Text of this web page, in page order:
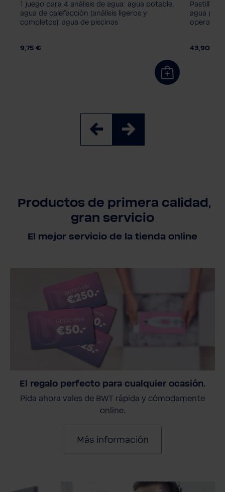
1 juego para 4 análisis de agua: agua potable,
agua de calefacción (análisis ligeros y
completos), agua de piscinas
9,75 €
Pastillas
agua
operador
43,90 €
Productos de primera calidad,
gran servicio
El mejor servicio de la tienda online
El regalo perfecto para cualquier ocasión.
Pida ahora vales de BWT rápida y cómodamente
online.
Más información